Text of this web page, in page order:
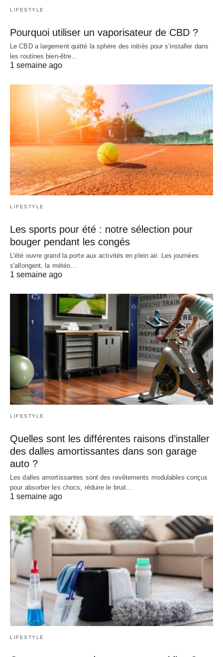
LIFESTYLE
Pourquoi utiliser un vaporisateur de CBD ?
Le CBD a largement quitté la sphère des initiés pour s'installer dans
les routines bien-être…
1 semaine ago
LIFESTYLE
Les sports pour été : notre sélection pour
bouger pendant les congés
L'été ouvre grand la porte aux activités en plein air. Les journées
s'allongent, la météo…
1 semaine ago
LIFESTYLE
Quelles sont les différentes raisons d’installer
des dalles amortissantes dans son garage
auto ?
Les dalles amortissantes sont des revêtements modulables conçus
pour absorber les chocs, réduire le bruit…
1 semaine ago
LIFESTYLE